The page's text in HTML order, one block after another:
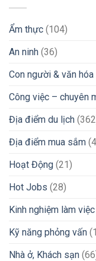
Ẩm thực (104)
An ninh (36)
Con người & văn hóa
Công việc – chuyên
Địa điểm du lịch
Địa điểm mua sắm
Hoạt Động (21)
Hot Jobs (28)
Kinh nghiệm làm việc
Kỹ năng phỏng vấn
Nhà ở, Khách sạn